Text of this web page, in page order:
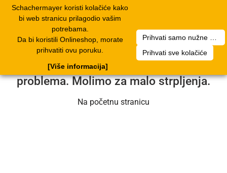
Schachermayer koristi kolačiće kako
bi web stranicu prilagodio vašim
potrebama.
Da bi koristili Onlineshop, morate
prihvatiti ovu poruku.
Prihvati sve kolačiće
[Više informacija]
Nažalost, došlo je do pogreške. Naš
servisni tim radi na rješavanju
problema. Molimo za malo strpljenja.
Na početnu stranicu